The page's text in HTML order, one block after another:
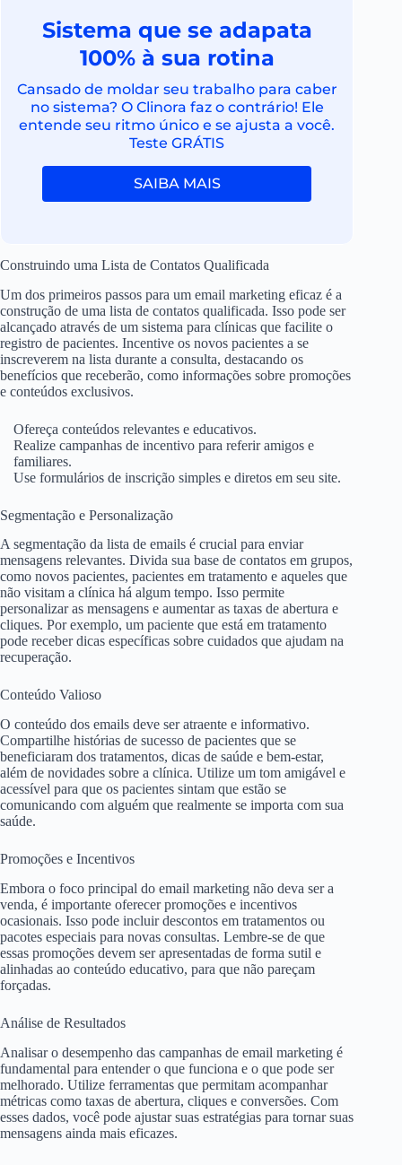
Sistema que se adapata
100% à sua rotina
Cansado de moldar seu trabalho para caber
no sistema? O Clinora faz o contrário! Ele
entende seu ritmo único e se ajusta a você.
Teste GRÁTIS
SAIBA MAIS
Construindo uma Lista de Contatos Qualificada
Um dos primeiros passos para um email marketing eficaz é a
construção de uma lista de contatos qualificada. Isso pode ser
alcançado através de um sistema para clínicas que facilite o
registro de pacientes. Incentive os novos pacientes a se
inscreverem na lista durante a consulta, destacando os
benefícios que receberão, como informações sobre promoções
e conteúdos exclusivos.
Ofereça conteúdos relevantes e educativos.
Realize campanhas de incentivo para referir amigos e
familiares.
Use formulários de inscrição simples e diretos em seu site.
Segmentação e Personalização
A segmentação da lista de emails é crucial para enviar
mensagens relevantes. Divida sua base de contatos em grupos,
como novos pacientes, pacientes em tratamento e aqueles que
não visitam a clínica há algum tempo. Isso permite
personalizar as mensagens e aumentar as taxas de abertura e
cliques. Por exemplo, um paciente que está em tratamento
pode receber dicas específicas sobre cuidados que ajudam na
recuperação.
Conteúdo Valioso
O conteúdo dos emails deve ser atraente e informativo.
Compartilhe histórias de sucesso de pacientes que se
beneficiaram dos tratamentos, dicas de saúde e bem-estar,
além de novidades sobre a clínica. Utilize um tom amigável e
acessível para que os pacientes sintam que estão se
comunicando com alguém que realmente se importa com sua
saúde.
Promoções e Incentivos
Embora o foco principal do email marketing não deva ser a
venda, é importante oferecer promoções e incentivos
ocasionais. Isso pode incluir descontos em tratamentos ou
pacotes especiais para novas consultas. Lembre-se de que
essas promoções devem ser apresentadas de forma sutil e
alinhadas ao conteúdo educativo, para que não pareçam
forçadas.
Análise de Resultados
Analisar o desempenho das campanhas de email marketing é
fundamental para entender o que funciona e o que pode ser
melhorado. Utilize ferramentas que permitam acompanhar
métricas como taxas de abertura, cliques e conversões. Com
esses dados, você pode ajustar suas estratégias para tornar suas
mensagens ainda mais eficazes.